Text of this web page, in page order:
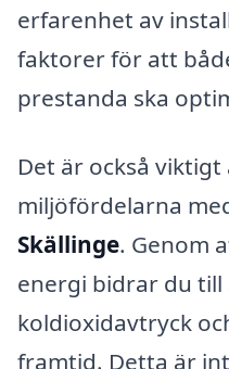
erfarenhet av
faktorer för att
prestanda ska
Det är också
miljöfördelarna
Skällinge. Genom
energi bidrar du
koldioxidavtryck
framtid. Detta är